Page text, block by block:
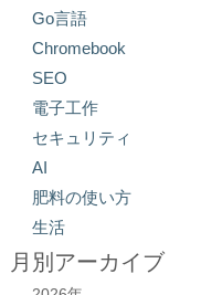
Go言語
Chromebook
SEO
電子工作
セキュリティ
AI
肥料の使い方
生活
月別アーカイブ